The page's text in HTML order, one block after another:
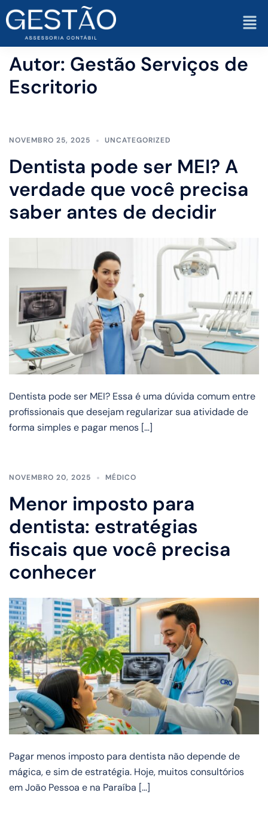
Autor: Gestão Serviços de
Escritorio
NOVEMBRO 25, 2025 UNCATEGORIZED
Dentista pode ser MEI? A
verdade que você precisa
saber antes de decidir
Dentista pode ser MEI? Essa é uma dúvida comum entre
profissionais que desejam regularizar sua atividade de
forma simples e pagar menos […]
NOVEMBRO 20, 2025 MÉDICO
Menor imposto para
dentista: estratégias
fiscais que você precisa
conhecer
Pagar menos imposto para dentista não depende de
mágica, e sim de estratégia. Hoje, muitos consultórios
em João Pessoa e na Paraíba […]